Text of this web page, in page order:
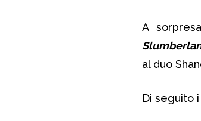
A
al duo
Di seguito